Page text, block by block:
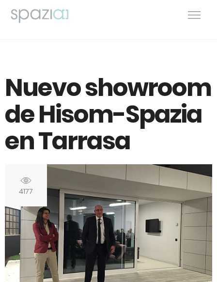
Nuevo showroom
de Hisom-Spazia
en Tarrasa
4177